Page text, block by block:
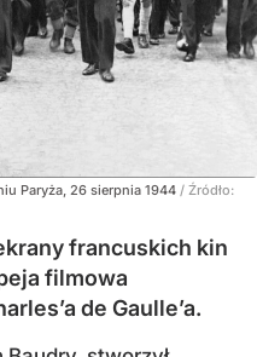
Paryża, 26 sierpnia 1944 / Źródło:
francuskich kin
filmowa
de Gaulle’a.